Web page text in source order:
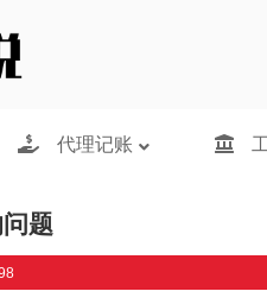
代理记账
账注意的问题
题